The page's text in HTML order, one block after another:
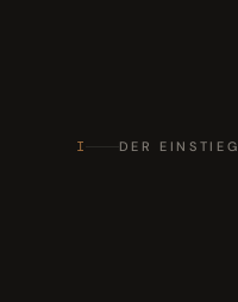
I DER EINSTIEG